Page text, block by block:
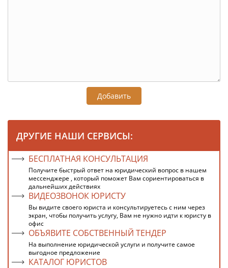
Добавить
ДРУГИЕ НАШИ СЕРВИСЫ:
БЕСПЛАТНАЯ КОНСУЛЬТАЦИЯ
Получите быстрый ответ на юридический вопрос в нашем
мессенджере , который поможет Вам сориентироваться в
дальнейших действиях
ВИДЕОЗВОНОК ЮРИСТУ
Вы видите своего юриста и консультируетесь с ним через
экран, чтобы получить услугу, Вам не нужно идти к юристу в
офис
ОБЪЯВИТЕ СОБСТВЕННЫЙ ТЕНДЕР
На выполнение юридической услуги и получите самое
выгодное предложение
КАТАЛОГ ЮРИСТОВ